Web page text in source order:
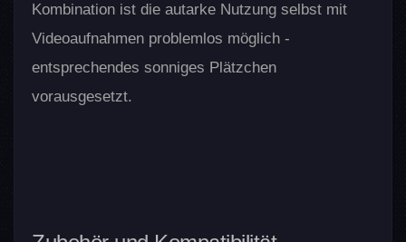
Kombination ist die autarke Nutzung selbst mit
Videoaufnahmen problemlos möglich -
entsprechendes sonniges Plätzchen
vorausgesetzt.